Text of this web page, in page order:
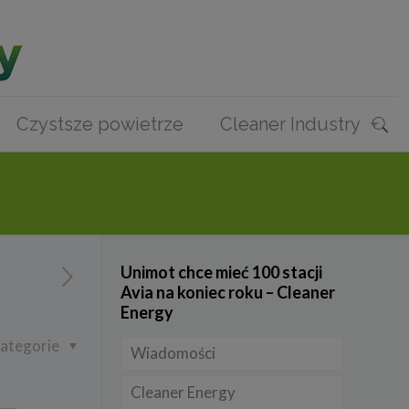
Czystsze powietrze Cleaner Industry
Unimot chce mieć 100 stacji
Avia na koniec roku – Cleaner
Energy
Wiadomości
Firmy
Cleaner Energy